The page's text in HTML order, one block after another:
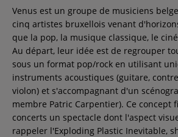
Recherche d'un titre
SE CONNECTER
Venus est un groupe de musiciens
cinq artistes bruxellois venant
que la pop, la musique classique, le
Au départ, leur idée est de regrouper
sous un format pop/rock en utilisant
instruments acoustiques (guitare,
violon) et s'accompagnant d'un
membre Patric Carpentier). Ce concept
concerts un spectacle dont l'aspect
rappeler l'Exploding Plastic Inevitable,